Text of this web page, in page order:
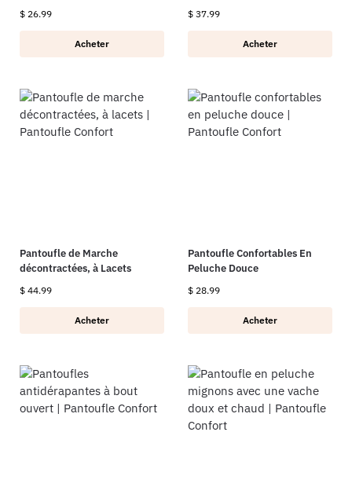
$ 26.99
Acheter
$ 37.99
Acheter
Pantoufle de Marche
décontractées, à Lacets
$ 44.99
Acheter
Pantoufle Confortables En
Peluche Douce
$ 28.99
Acheter